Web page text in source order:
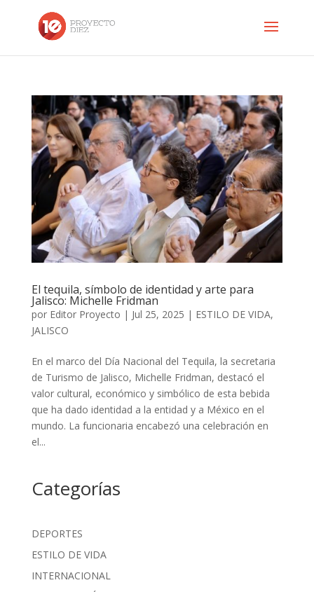
El tequila, símbolo de identidad y arte para
Jalisco: Michelle Fridman
por Editor Proyecto | Jul 25, 2025 | ESTILO DE VIDA,
JALISCO
En el marco del Día Nacional del Tequila, la secretaria
de Turismo de Jalisco, Michelle Fridman, destacó el
valor cultural, económico y simbólico de esta bebida
que ha dado identidad a la entidad y a México en el
mundo. La funcionaria encabezó una celebración en
el...
Categorías
DEPORTES
ESTILO DE VIDA
INTERNACIONAL